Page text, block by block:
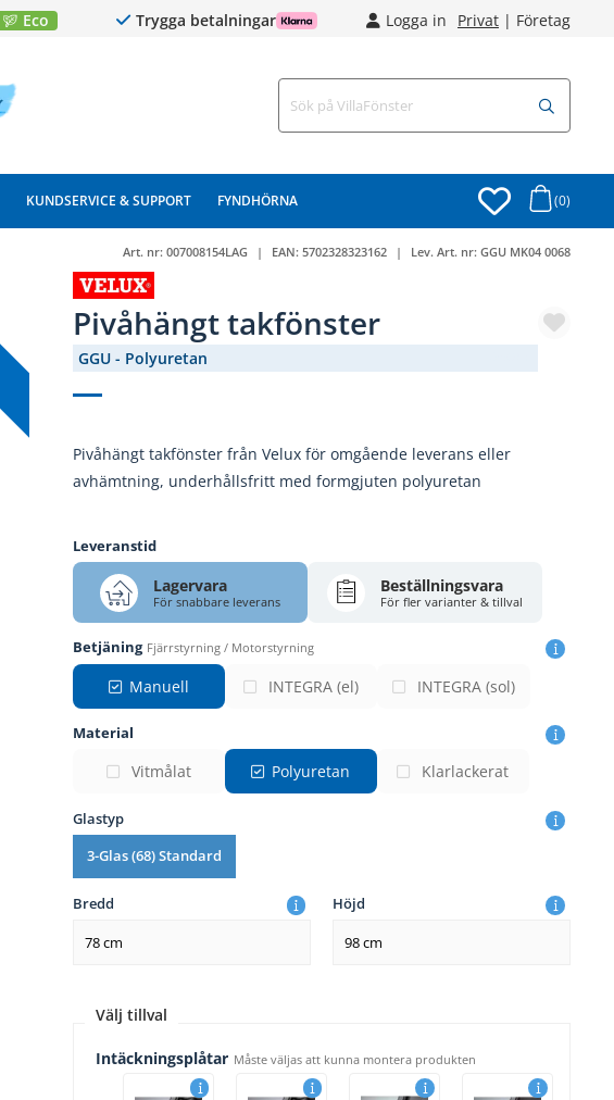
Eco Trygga betalningar Logga in Privat| Företag
KUNDSERVICE & SUPPORT FYNDHÖRNA (0)
Art. nr: 007008154LAG EAN: 5702328323162 Lev. Art. nr: GGU MK04 0068
Pivåhängt takfönster
GGU - Polyuretan
Pivåhängt takfönster från Velux för omgående leverans eller
avhämtning, underhållsfritt med formgjuten polyuretan
Leveranstid
Lagervara
För snabbare leverans
Beställningsvara
För fler varianter & tillval
Betjäning Fjärrstyrning / Motorstyrning
Manuell INTEGRA (el) INTEGRA (sol)
Material
Vitmålat Polyuretan Klarlackerat
Glastyp
3-Glas (68) Standard
Bredd
78 cm
Höjd
98 cm
Välj tillval
Intäckningsplåtar Måste väljas att kunna montera produkten